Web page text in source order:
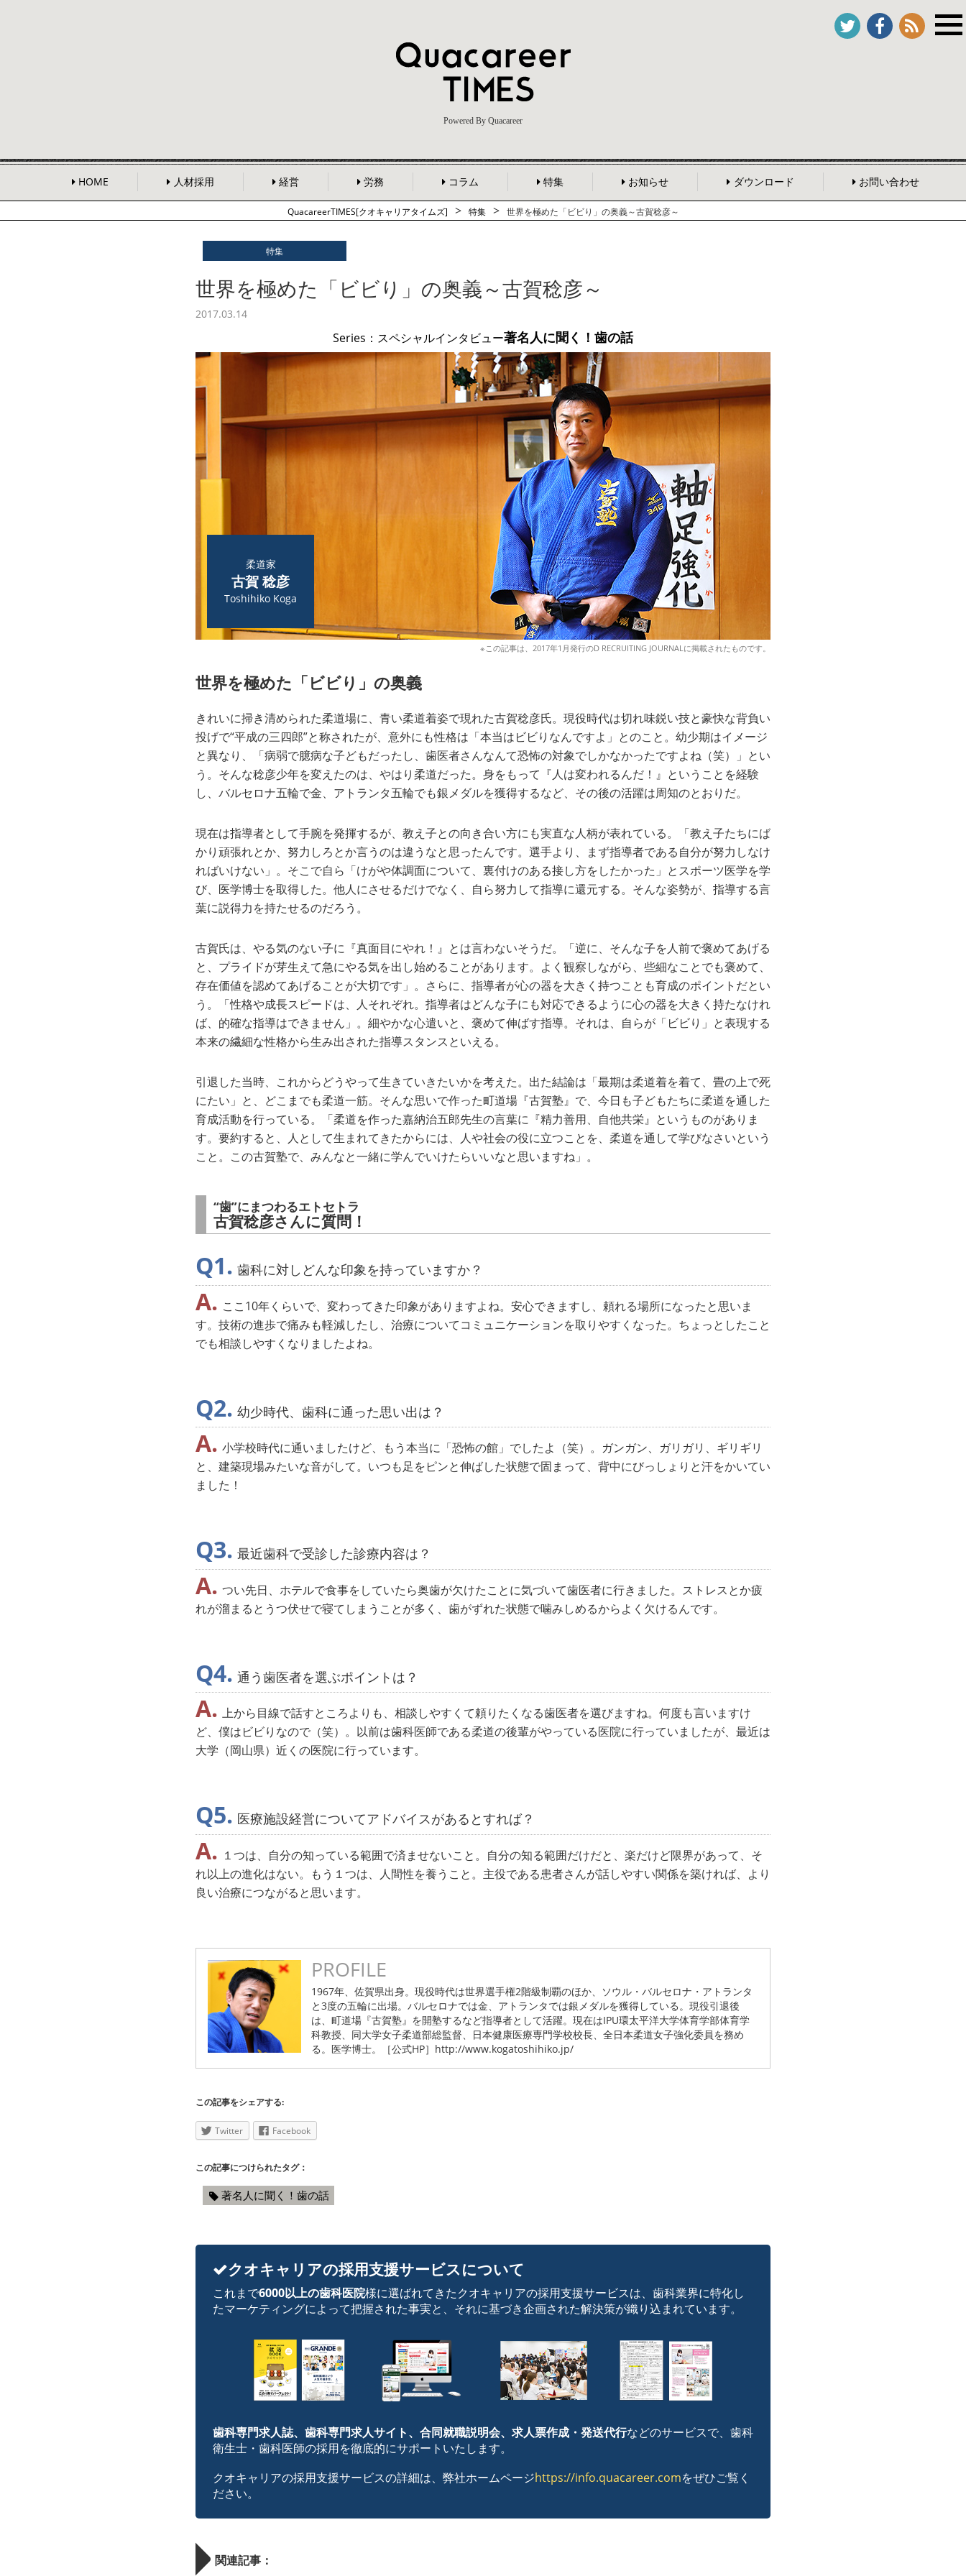
Powered By Quacareer
HOME 人材採用 経営 労務 コラム 特集 お知らせ ダウンロード お問い合わせ
QuacareerTIMES[クオキャリアタイムズ] > 特集 > 世界を極めた「ビビり」の奥義～古賀稔彦～
特集
世界を極めた「ビビり」の奥義～古賀稔彦～
2017.03.14
Series： スペシャルインタビュー著名人に聞く！歯の話
柔道家
古賀 稔彦
Toshihiko Koga
※この記事は、2017年1月発行のD RECRUITING JOURNALに掲載されたものです。
世界を極めた「ビビり」の奥義
きれいに掃き清められた柔道場に、青い柔道着姿で現れた古賀稔彦氏。現役時代は切れ味鋭い技と豪快な背負い
投げで“平成の三四郎”と称されたが、意外にも性格は「本当はビビりなんですよ」とのこと。幼少期はイメージ
と異なり、「病弱で臆病な子どもだったし、歯医者さんなんて恐怖の対象でしかなかったですよね（笑）」とい
う。そんな稔彦少年を変えたのは、やはり柔道だった。身をもって『人は変われるんだ！』ということを経験
し、バルセロナ五輪で金、アトランタ五輪でも銀メダルを獲得するなど、その後の活躍は周知のとおりだ。
現在は指導者として手腕を発揮するが、教え子との向き合い方にも実直な人柄が表れている。「教え子たちにば
かり頑張れとか、努力しろとか言うのは違うなと思ったんです。選手より、まず指導者である自分が努力しなけ
ればいけない」。そこで自ら「けがや体調面について、裏付けのある接し方をしたかった」とスポーツ医学を学
び、医学博士を取得した。他人にさせるだけでなく、自ら努力して指導に還元する。そんな姿勢が、指導する言
葉に説得力を持たせるのだろう。
古賀氏は、やる気のない子に『真面目にやれ！』とは言わないそうだ。「逆に、そんな子を人前で褒めてあげる
と、プライドが芽生えて急にやる気を出し始めることがあります。よく観察しながら、些細なことでも褒めて、
存在価値を認めてあげることが大切です」。さらに、指導者が心の器を大きく持つことも育成のポイントだとい
う。「性格や成長スピードは、人それぞれ。指導者はどんな子にも対応できるように心の器を大きく持たなけれ
ば、的確な指導はできません」。細やかな心遣いと、褒めて伸ばす指導。それは、自らが「ビビり」と表現する
本来の繊細な性格から生み出された指導スタンスといえる。
引退した当時、これからどうやって生きていきたいかを考えた。出た結論は「最期は柔道着を着て、畳の上で死
にたい」と、どこまでも柔道一筋。そんな思いで作った町道場『古賀塾』で、今日も子どもたちに柔道を通した
育成活動を行っている。「柔道を作った嘉納治五郎先生の言葉に『精力善用、自他共栄』というものがありま
す。要約すると、人として生まれてきたからには、人や社会の役に立つことを、柔道を通して学びなさいという
こと。この古賀塾で、みんなと一緒に学んでいけたらいいなと思いますね」。
“歯”にまつわるエトセトラ
古賀稔彦さんに質問！
歯科に対しどんな印象を持っていますか？
ここ10年くらいで、変わってきた印象がありますよね。安心できますし、頼れる場所になったと思いま
す。技術の進歩で痛みも軽減したし、治療についてコミュニケーションを取りやすくなった。ちょっとしたこと
でも相談しやすくなりましたよね。
幼少時代、歯科に通った思い出は？
小学校時代に通いましたけど、もう本当に「恐怖の館」でしたよ（笑）。ガンガン、ガリガリ、ギリギリ
と、建築現場みたいな音がして。いつも足をピンと伸ばした状態で固まって、背中にびっしょりと汗をかいてい
ました！
最近歯科で受診した診療内容は？
つい先日、ホテルで食事をしていたら奥歯が欠けたことに気づいて歯医者に行きました。ストレスとか疲
れが溜まるとうつ伏せで寝てしまうことが多く、歯がずれた状態で噛みしめるからよく欠けるんです。
通う歯医者を選ぶポイントは？
上から目線で話すところよりも、相談しやすくて頼りたくなる歯医者を選びますね。何度も言いますけ
ど、僕はビビりなので（笑）。以前は歯科医師である柔道の後輩がやっている医院に行っていましたが、最近は
大学（岡山県）近くの医院に行っています。
医療施設経営についてアドバイスがあるとすれば？
１つは、自分の知っている範囲で済ませないこと。自分の知る範囲だけだと、楽だけど限界があって、そ
れ以上の進化はない。もう１つは、人間性を養うこと。主役である患者さんが話しやすい関係を築ければ、より
良い治療につながると思います。
PROFILE
1967年、佐賀県出身。現役時代は世界選手権2階級制覇のほか、ソウル・バルセロナ・アトランタ
と3度の五輪に出場。バルセロナでは金、アトランタでは銀メダルを獲得している。現役引退後
は、町道場『古賀塾』を開塾するなど指導者として活躍。現在はIPU環太平洋大学体育学部体育学
科教授、同大学女子柔道部総監督、日本健康医療専門学校校長、全日本柔道女子強化委員を務め
る。医学博士。［公式HP］http://www.kogatoshihiko.jp/
この記事をシェアする:
Twitter Facebook
この記事につけられたタグ：
著名人に聞く！歯の話
クオキャリアの採用支援サービスについて
これまで6000以上の歯科医院様に選ばれてきたクオキャリアの採用支援サービスは、歯科業界に特化し
たマーケティングによって把握された事実と、それに基づき企画された解決策が織り込まれています。
歯科専門求人誌、歯科専門求人サイト、合同就職説明会、求人票作成・発送代行などのサービスで、歯科
衛生士・歯科医師の採用を徹底的にサポートいたします。
クオキャリアの採用支援サービスの詳細は、弊社ホームページhttps://info.quacareer.comをぜひご覧く
ださい。
関連記事：